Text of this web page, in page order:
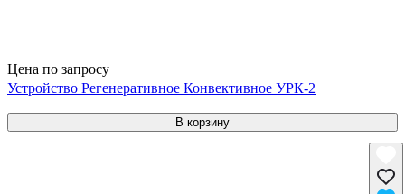
Цена по запросу
Устройство Регенеративное Конвективное УРК-2
В корзину